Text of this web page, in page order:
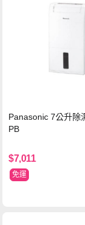
Panasonic 7公升除
PB
$7,011
免運